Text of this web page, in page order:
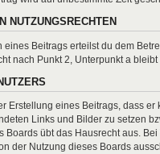
NUTZUNGSRECHTEN
eines Beitrags erteilst du dem
nach Punkt 2, Unterpunkt a
Erstellung eines Beitrags, dass
Links und Bilder zu setzen
Boards übt das Hausrecht aus.
der Nutzung dieses Boards